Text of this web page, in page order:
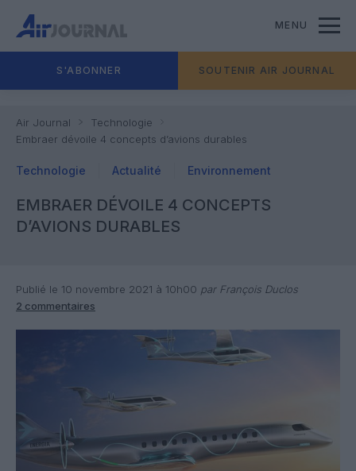
MENU
S'ABONNER SOUTENIR AIR JOURNAL
Air Journal
Technologie
Embraer dévoile 4 concepts d’avions durables
Technologie Actualité Environnement
EMBRAER DÉVOILE 4 CONCEPTS
D’AVIONS DURABLES
Publié le 10 novembre 2021 à 10h00 par François Duclos
2 commentaires